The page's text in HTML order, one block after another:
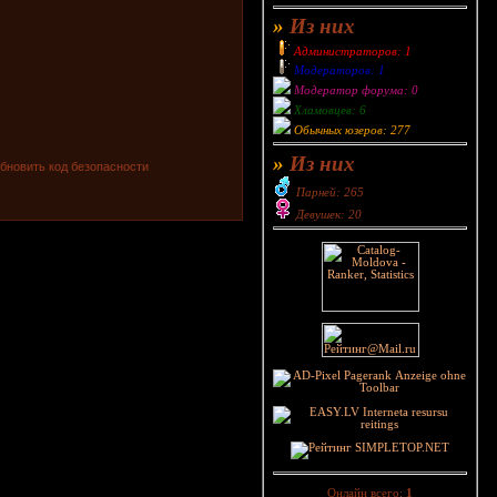
» Из них
Администраторов: 1
Модераторов: 1
Модератор форума: 0
Хламовцев: 6
Обычных юзеров: 277
» Из них
Парней: 265
Девушек: 20
Онлайн всего: 1